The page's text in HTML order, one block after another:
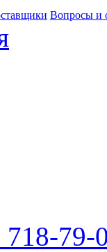
Вопросы и
718-79-